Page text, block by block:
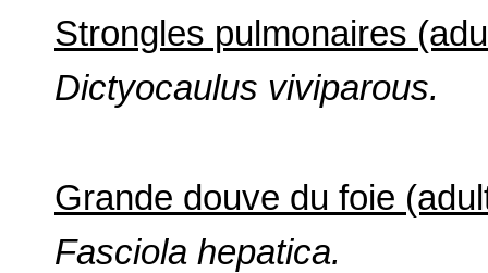
Strongles pulmonaires
Dictyocaulus viviparous.
Grande douve du foie
Fasciola hepatica.